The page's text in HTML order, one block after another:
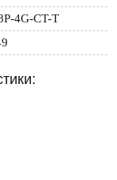
4G-CT-T